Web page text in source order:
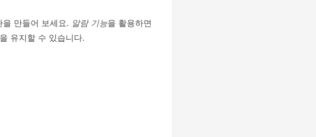
만들어 보세요. 알람 기능을 활용하면
유지할 수 있습니다.